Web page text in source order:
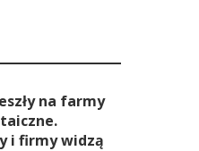
na farmy
i firmy widzą